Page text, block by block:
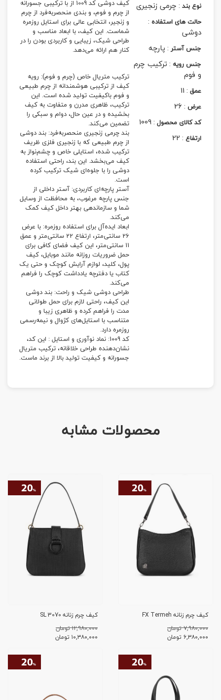
نوع بند :چرمی زنجیری
حالت های استفاده :
دوشی
جنس آستر :پارچه
جنس رویه :ترکیب چرم
و فوم
عمق :
11
عرض :
26
کد کالای محصول :
1009
ارتفاع :
22
کیف دوشی کد 1009 از با ترکیبی جسورانه
از چرم و فوم، و بندی منحصربه‌فرد از چرم
و زنجیر، انتخابی عالی برای استایل روزمره
شماست. این کیف، با ابعاد مناسب و
طراحی شیک، زیبایی و کاربردی بودن را در
کنار هم ارائه می‌دهد.
ترکیب متریال خاص (چرم و فوم): رویه
کیف از ترکیبی هوشمندانه از چرم طبیعی
و فوم باکیفیت تولید شده است. این
ترکیب، ظاهری مدرن و متفاوت به کیف
بخشیده و در عین حال، دوام و سبکی را
تضمین می‌کند.
بند چرمی زنجیری منحصربه‌فرد: بند دوشی
از چرم طبیعی که با زنجیری فلزی ظریف
ترکیب شده، استایلی خاص و چشم‌نواز به
کیف می‌بخشد. این بند، راحتی استفاده
دوشی را با جلوه‌ای شیک ترکیب کرده
است.
آستر پارچه‌ای کاربردی: آستر داخلی از
جنس پارچه مرغوب، به محافظت از وسایل
شما و سازماندهی بهتر داخل کیف کمک
می‌کند.
ابعاد ایده‌آل برای استفاده روزمره: با عرض
26 سانتی‌متر، ارتفاع 22 سانتی‌متر و عمق
11 سانتی‌متر، این کیف فضای کافی برای
حمل ضروریات روزانه مانند موبایل، کیف
پول، کلید، لوازم آرایش کوچک و حتی یک
کتاب یا دفترچه یادداشت کوچک را فراهم
می‌کند.
طراحی دوشی شیک و راحت: بند دوشی
این کیف، راحتی لازم برای حمل طولانی
مدت را فراهم کرده و ظاهری زیبا و
متناسب با استایل‌های کژوال و نیمه‌رسمی
روزمره دارد.
کد 1009: نماد نوآوری و استایل : این کد،
نشان‌دهنده طراحی خلاقانه، ترکیب متریال
جسورانه و کیفیت تولید بالا از برند ماست.
محصولات مشابه
کیف چرم زنانه FX Termeh
۷,۹۸۰,۰۰۰ تومان
۶,۳۸۰,۰۰۰ تومان
کیف چرم زنانه SL 3070
۱۲,۹۸۰,۰۰۰ تومان
۱۰,۳۸۰,۰۰۰ تومان